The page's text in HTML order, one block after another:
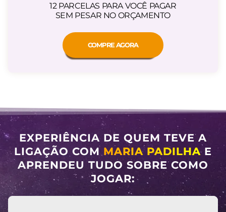
12 PARCELAS PARA VOCÊ PAGAR
SEM PESAR NO ORÇAMENTO
COMPRE AGORA
EXPERIÊNCIA DE QUEM TEVE A
LIGAÇÃO COM MARIA PADILHAE
APRENDEU TUDO SOBRE COMO
JOGAR: